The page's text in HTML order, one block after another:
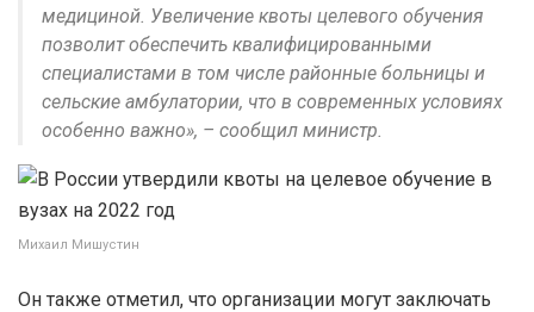
медициной. Увеличение квоты целевого обучения
позволит обеспечить квалифицированными
специалистами в том числе районные больницы и
сельские амбулатории, что в современных условиях
особенно важно», – сообщил министр.
Михаил Мишустин
Он также отметил, что организации могут заключать